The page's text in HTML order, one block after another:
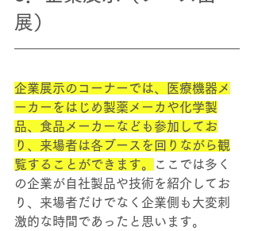
展）
企業展示のコーナーでは、医療機器メ
ーカーをはじめ製薬メーカや化学製
品、食品メーカーなども参加してお
り、来場者は各ブースを回りながら観
覧することができます。
ここでは多く
の企業が自社製品や技術を紹介してお
り、来場者だけでなく企業側も大変刺
激的な時間であったと思います。